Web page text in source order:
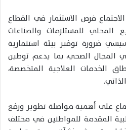
فرص الاستثمار في القطاع
المحلي للمستلزمات والصناعات
ضرورة توفير بيئة استثمارية
في المجال الصحي، بما يدعم توطين
الخدمات العلاجية المتخصصة،
على أهمية مواصلة تطوير ورفع
المقدمة للمواطنين في مختلف